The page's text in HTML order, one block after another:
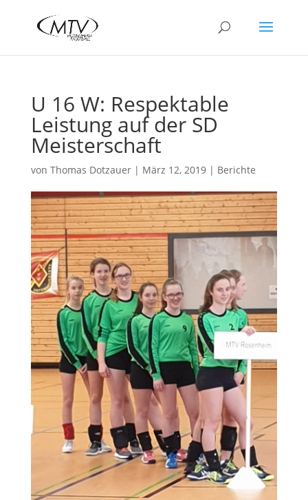
U 16 W: Respektable
Leistung auf der SD
Meisterschaft
von Thomas Dotzauer| März 12, 2019| Berichte